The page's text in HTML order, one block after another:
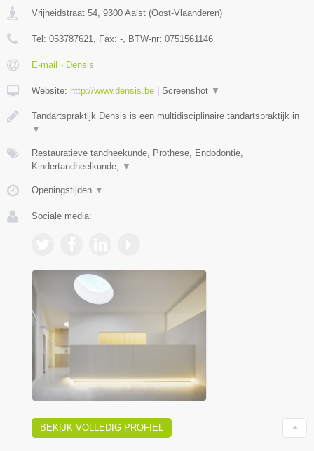
Vrijheidstraat 54, 9300 Aalst (Oost-Vlaanderen)
Tel: 053787621, Fax: -, BTW-nr: 0751561146
E-mail › Densis
Website: http://www.densis.be Screenshot ▼
Tandartspraktijk Densis is een multidisciplinaire tandartspraktijk in
▼
Restauratieve tandheekunde, Prothese, Endodontie,
Kindertandheelkunde, ▼
Openingstijden ▼
Sociale media:
BEKIJK VOLLEDIG PROFIEL